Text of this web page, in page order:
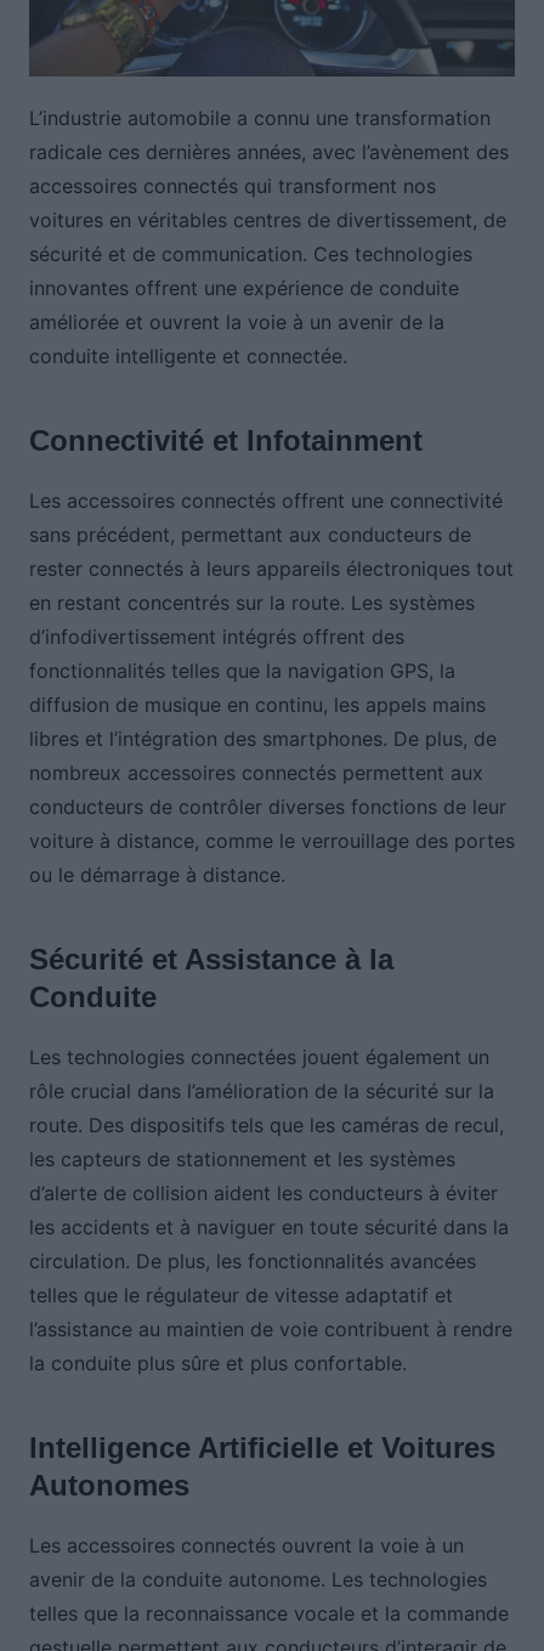
L’industrie automobile a connu une transformation
radicale ces dernières années, avec l’avènement des
accessoires connectés qui transforment nos
voitures en véritables centres de divertissement, de
sécurité et de communication. Ces technologies
innovantes offrent une expérience de conduite
améliorée et ouvrent la voie à un avenir de la
conduite intelligente et connectée.
Connectivité et Infotainment
Les accessoires connectés offrent une connectivité
sans précédent, permettant aux conducteurs de
rester connectés à leurs appareils électroniques tout
en restant concentrés sur la route. Les systèmes
d’infodivertissement intégrés offrent des
fonctionnalités telles que la navigation GPS, la
diffusion de musique en continu, les appels mains
libres et l’intégration des smartphones. De plus, de
nombreux accessoires connectés permettent aux
conducteurs de contrôler diverses fonctions de leur
voiture à distance, comme le verrouillage des portes
ou le démarrage à distance.
Sécurité et Assistance à la
Conduite
Les technologies connectées jouent également un
rôle crucial dans l’amélioration de la sécurité sur la
route. Des dispositifs tels que les caméras de recul,
les capteurs de stationnement et les systèmes
d’alerte de collision aident les conducteurs à éviter
les accidents et à naviguer en toute sécurité dans la
circulation. De plus, les fonctionnalités avancées
telles que le régulateur de vitesse adaptatif et
l’assistance au maintien de voie contribuent à rendre
la conduite plus sûre et plus confortable.
Intelligence Artificielle et Voitures
Autonomes
Les accessoires connectés ouvrent la voie à un
avenir de la conduite autonome. Les technologies
telles que la reconnaissance vocale et la commande